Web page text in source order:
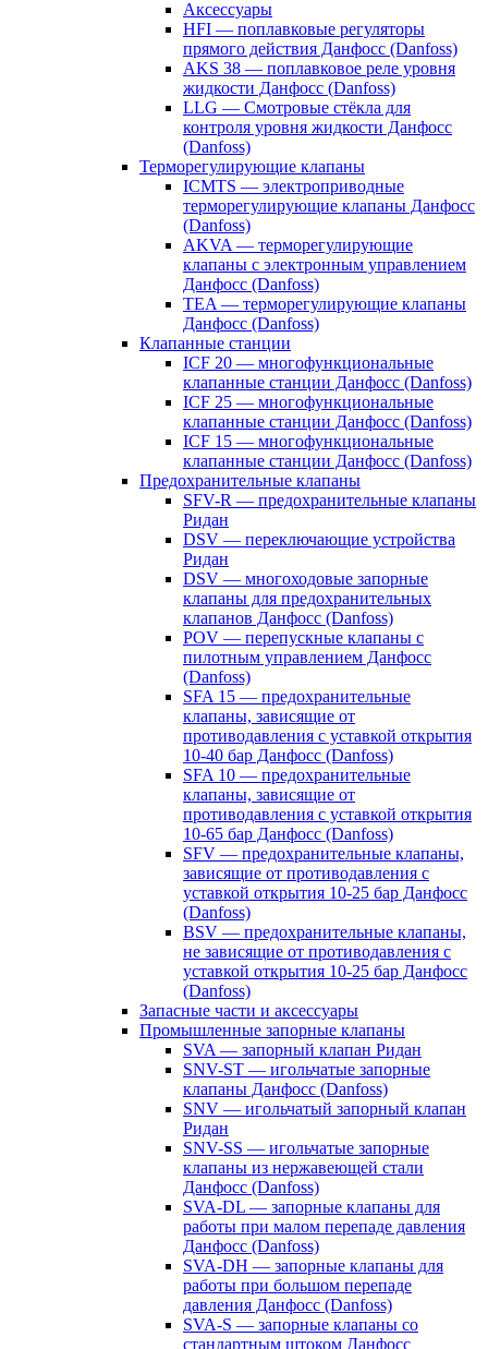
Аксессуары
HFI — поплавковые регуляторы
прямого действия Данфосс (Danfoss)
AKS 38 — поплавковое реле уровня
жидкости Данфосс (Danfoss)
LLG — Смотровые стёкла для
контроля уровня жидкости Данфосс
(Danfoss)
Терморегулирующие клапаны
ICMTS — электроприводные
терморегулирующие клапаны Данфосс
(Danfoss)
AKVA — терморегулирующие
клапаны с электронным управлением
Данфосс (Danfoss)
TEA — терморегулирующие клапаны
Данфосс (Danfoss)
Клапанные станции
ICF 20 — многофункциональные
клапанные станции Данфосс (Danfoss)
ICF 25 — многофункциональные
клапанные станции Данфосс (Danfoss)
ICF 15 — многофункциональные
клапанные станции Данфосс (Danfoss)
Предохранительные клапаны
SFV-R — предохранительные клапаны
Ридан
DSV — переключающие устройства
Ридан
DSV — многоходовые запорные
клапаны для предохранительных
клапанов Данфосс (Danfoss)
POV — перепускные клапаны с
пилотным управлением Данфосс
(Danfoss)
SFA 15 — предохранительные
клапаны, зависящие от
противодавления с уставкой открытия
10-40 бар Данфосс (Danfoss)
SFA 10 — предохранительные
клапаны, зависящие от
противодавления с уставкой открытия
10-65 бар Данфосс (Danfoss)
SFV — предохранительные клапаны,
зависящие от противодавления с
уставкой открытия 10-25 бар Данфосс
(Danfoss)
BSV — предохранительные клапаны,
не зависящие от противодавления с
уставкой открытия 10-25 бар Данфосс
(Danfoss)
Запасные части и аксессуары
Промышленные запорные клапаны
SVA — запорный клапан Ридан
SNV-ST — игольчатые запорные
клапаны Данфосс (Danfoss)
SNV — игольчатый запорный клапан
Ридан
SNV-SS — игольчатые запорные
клапаны из нержавеющей стали
Данфосс (Danfoss)
SVA-DL — запорные клапаны для
работы при малом перепаде давления
Данфосс (Danfoss)
SVA-DH — запорные клапаны для
работы при большом перепаде
давления Данфосс (Danfoss)
SVA-S — запорные клапаны со
стандартным штоком Данфосс